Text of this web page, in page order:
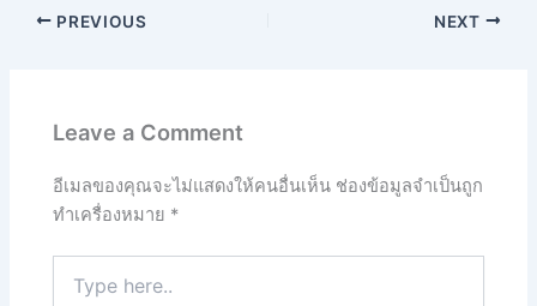
PREVIOUS NEXT
Leave a Comment
อีเมลของคุณจะไม่แสดงให้คนอื่นเห็น ช่องข้อมูลจำเป็นถูก
ทำเครื่องหมาย *
here..